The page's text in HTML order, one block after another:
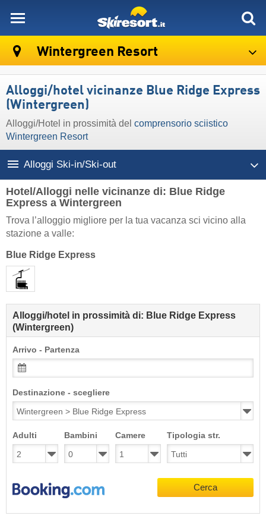
Wintergreen Resort
Alloggi/hotel vicinanze Blue Ridge Express
(Wintergreen)
Alloggi/Hotel in prossimità del comprensorio sciistico
Wintergreen Resort
Alloggi Ski-in/Ski-out
Hotel/Alloggi nelle vicinanze di: Blue Ridge
Express a Wintergreen
Trova l’alloggio migliore per la tua vacanza sci vicino alla
stazione a valle:
Blue Ridge Express
Alloggi/hotel in prossimità di: Blue Ridge Express
(Wintergreen)
Arrivo - Partenza
Destinazione - scegliere
Adulti Bambini Camere Tipologia str.
Cerca